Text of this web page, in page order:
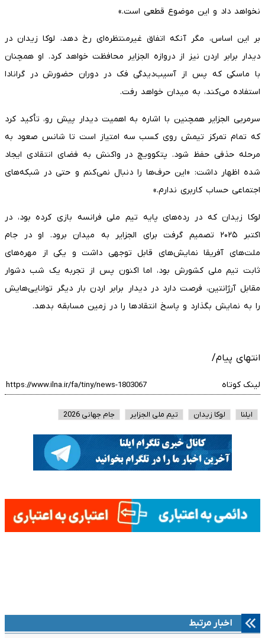
نخواهد داد و این موضوع قطعی است.»
بر این اساس، مگر آنکه اتفاق غیرمنتظره‌ای رخ دهد، لوکا زیدان در
دیدار برابر اردن نیز از دروازه الجزایر محافظت خواهد کرد. او همچنان
با ماسکی که پس از آسیب‌دیدگی فک در دوران حضورش در گرانادا
استفاده می‌کند، به میدان خواهد رفت.
سرمربی الجزایر همچنین با اشاره به اهمیت دیدار پیش رو، تأکید کرد
که تمام تمرکز تیمش روی کسب سه امتیاز است تا شانس صعود به
مرحله حذفی حفظ شود. پتکوویچ در واکنش به فضای انتقادی ایجاد
شده اظهار داشت: «این حرف‌ها را دنبال نمی‌کنم و حتی در شبکه‌های
اجتماعی حساب کاربری ندارم.»
لوکا زیدان که در رده‌های پایه تیم ملی فرانسه بازی کرده بود، در
اکتبر ۲۰۲۵ تصمیم گرفت برای الجزایر به میدان برود. او در جام
ملت‌های آفریقا نمایش‌های قابل توجهی داشت و یکی از مهره‌های
ثابت تیم ملی کشورش بود، اما اکنون پس از تجربه یک شب دشوار
مقابل آرژانتین، فرصت دارد در دیدار برابر اردن بار دیگر توانایی‌هایش
را به نمایش بگذارد و پاسخ انتقادها را در زمین مسابقه بدهد.
انتهای پیام/
لینک کوتاه
ایلنا لوکا زیدان تیم ملی الجزایر جام جهانی 2026
اخبار مرتبط